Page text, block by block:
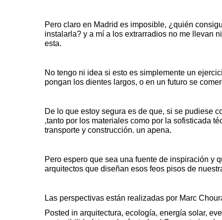
Pero claro en Madrid es imposible, ¿quién
instalarla? y a mí a los extrarradios no me llevan
esta.
No tengo ni idea si esto es simplemente un
pongan los dientes largos, o en un futuro se
De lo que estoy segura es de que, si se pudiese
,tanto por los materiales como por la sofisticada
transporte y construcción. un apena.
Pero espero que sea una fuente de inspiración y
arquitectos que diseñan esos feos pisos de
Las perspectivas están realizadas por Marc
Posted in arquitectura, ecología, energía solar,